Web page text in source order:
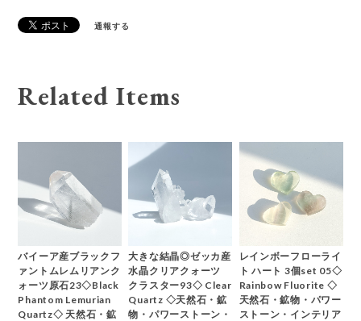
通報する
Related Items
バイーア産ブラックフ
ァントムレムリアンク
ォーツ原石23◇Black
Phantom Lemurian
Quartz◇ 天然石・鉱
大きな結晶◎ゼッカ産
水晶クリアクォーツ
クラスター93◇ Clear
Quartz ◇天然石・鉱
物・パワーストーン・
レインボーフローライ
ト ハート 3個set 05◇
Rainbow Fluorite ◇
天然石・鉱物・パワー
ストーン・インテリア